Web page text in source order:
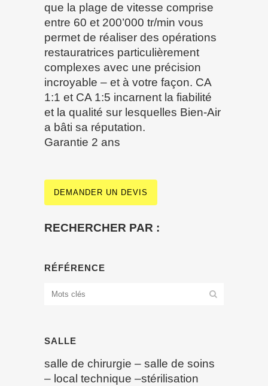
que la plage de vitesse comprise
entre 60 et 200’000 tr/min vous
permet de réaliser des opérations
restauratrices particulièrement
complexes avec une précision
incroyable – et à votre façon. CA
1:1 et CA 1:5 incarnent la fiabilité
et la qualité sur lesquelles Bien-Air
a bâti sa réputation.
Garantie 2 ans
DEMANDER UN DEVIS
RECHERCHER PAR :
RÉFÉRENCE
SALLE
salle de chirurgie – salle de soins
– local technique –stérilisation